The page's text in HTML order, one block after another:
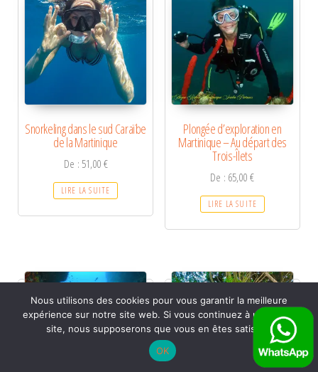
Snorkeling dans le sud Caraïbe
de la Martinique
De : 51,00€
LIRE LA SUITE
Plongée d’exploration en
Martinique – Au départ des
Trois-Îlets
De : 65,00€
LIRE LA SUITE
Nous utilisons des cookies pour vous garantir la meilleure
expérience sur notre site web. Si vous continuez à utiliser ce
site, nous supposerons que vous en êtes satisfait.
OK